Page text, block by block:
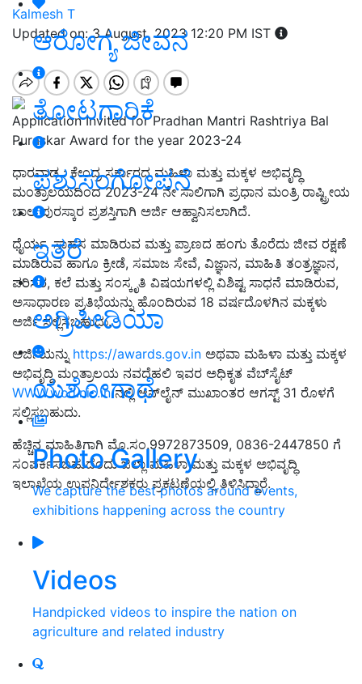
ಆರೋಗ್ಯ ಜೀವನ
ತೋಟಗಾರಿಕೆ
ಪಶುಸಂಗೋಪನೆ
ಇತರೆ
ಅಗ್ರಿಪೀಡಿಯಾ
ಯಶೋಗಾಥೆ
Photo Gallery
We capture the best photos around events,
exhibitions happening across the country
Videos
Handpicked videos to inspire the nation on
agriculture and related industry
Kalmesh T
Updated on: 3 August, 2023 12:20 PM IST
Application Invited for Pradhan Mantri Rashtriya Bal
Puraskar Award for the year 2023-24
ಧಾರವಾಡ : ಕೇಂದ್ರ ಸರ್ಕಾರದ ಮಹಿಳಾ ಮತ್ತು ಮಕ್ಕಳ ಅಭಿವೃದ್ಧಿ
ಮಂತ್ರಾಲಯದಿಂದ 2023-24 ನೇ ಸಾಲಿಗಾಗಿ ಪ್ರಧಾನ ಮಂತ್ರಿ ರಾಷ್ಟ್ರೀಯ
ಬಾಲ ಪುರಸ್ಕಾರ ಪ್ರಶಸ್ತಿಗಾಗಿ ಅರ್ಜಿ ಆಹ್ವಾನಿಸಲಾಗಿದೆ.
ಧೈರ್ಯ, ಸಾಹಸ ಮಾಡಿರುವ ಮತ್ತು ಪ್ರಾಣದ ಹಂಗು ತೊರೆದು ಜೀವ ರಕ್ಷಣೆ
ಮಾಡಿರುವ ಹಾಗೂ ಕ್ರೀಡೆ, ಸಮಾಜ ಸೇವೆ, ವಿಜ್ಞಾನ, ಮಾಹಿತಿ ತಂತ್ರಜ್ಞಾನ,
ಪರಿಸರ, ಕಲೆ ಮತ್ತು ಸಂಸ್ಕೃತಿ ವಿಷಯಗಳಲ್ಲಿ ವಿಶಿಷ್ಟ ಸಾಧನೆ ಮಾಡಿರುವ,
ಅಸಾಧಾರಣ ಪ್ರತಿಭೆಯನ್ನು ಹೊಂದಿರುವ 18 ವರ್ಷದೊಳಗಿನ ಮಕ್ಕಳು
ಅರ್ಜಿ ಸಲ್ಲಿಸಬಹುದು.
ಅರ್ಜಿಯನ್ನು https://awards.gov.in ಅಥವಾ ಮಹಿಳಾ ಮತ್ತು ಮಕ್ಕಳ
ಅಭಿವೃದ್ಧಿ ಮಂತ್ರಾಲಯ ನವದೆಹಲಿ ಇವರ ಅಧಿಕೃತ ವೆಬ್‍ಸೈಟ್
WWW.wcd.nic.inನಲ್ಲಿ ಆನ್‍ಲೈನ್ ಮುಖಾಂತರ ಆಗಸ್ಟ್ 31 ರೊಳಗೆ
ಸಲ್ಲಿಸಬಹುದು.
ಹೆಚ್ಚಿನ ಮಾಹಿತಿಗಾಗಿ ಮೊ.ಸಂ.9972873509, 0836-2447850 ಗೆ
ಸಂಪರ್ಕಿಸಬಹುದೆಂದು ಜಿಲ್ಲಾ ಮಹಿಳಾ ಮತ್ತು ಮಕ್ಕಳ ಅಭಿವೃದ್ಧಿ
ಇಲಾಖೆಯ ಉಪನಿರ್ದೇಶಕರು ಪ್ರಕಟಣೆಯಲ್ಲಿ ತಿಳಿಸಿದ್ದಾರೆ.